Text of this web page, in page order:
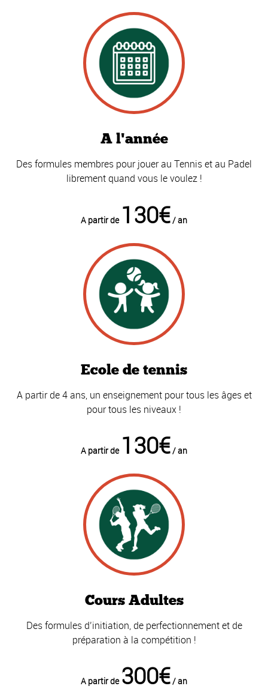
A l'année
Des formules membres pour jouer au Tennis et au Padel
librement quand vous le voulez !
A partir de 130€ / an
Ecole de tennis
A partir de 4 ans, un enseignement pour tous les âges et
pour tous les niveaux !
A partir de 130€/ an
Cours Adultes
Des formules d’initiation, de perfectionnement et de
préparation à la compétition !
A partir de 300€/ an